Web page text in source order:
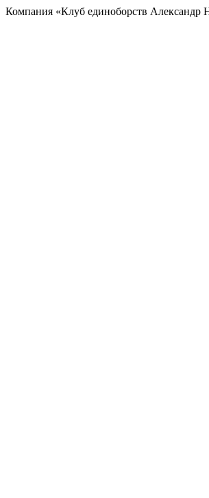
Компания «Клуб единоборств Александр